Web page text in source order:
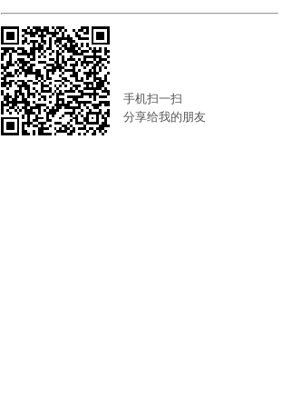
手机扫一扫
分享给我的朋友